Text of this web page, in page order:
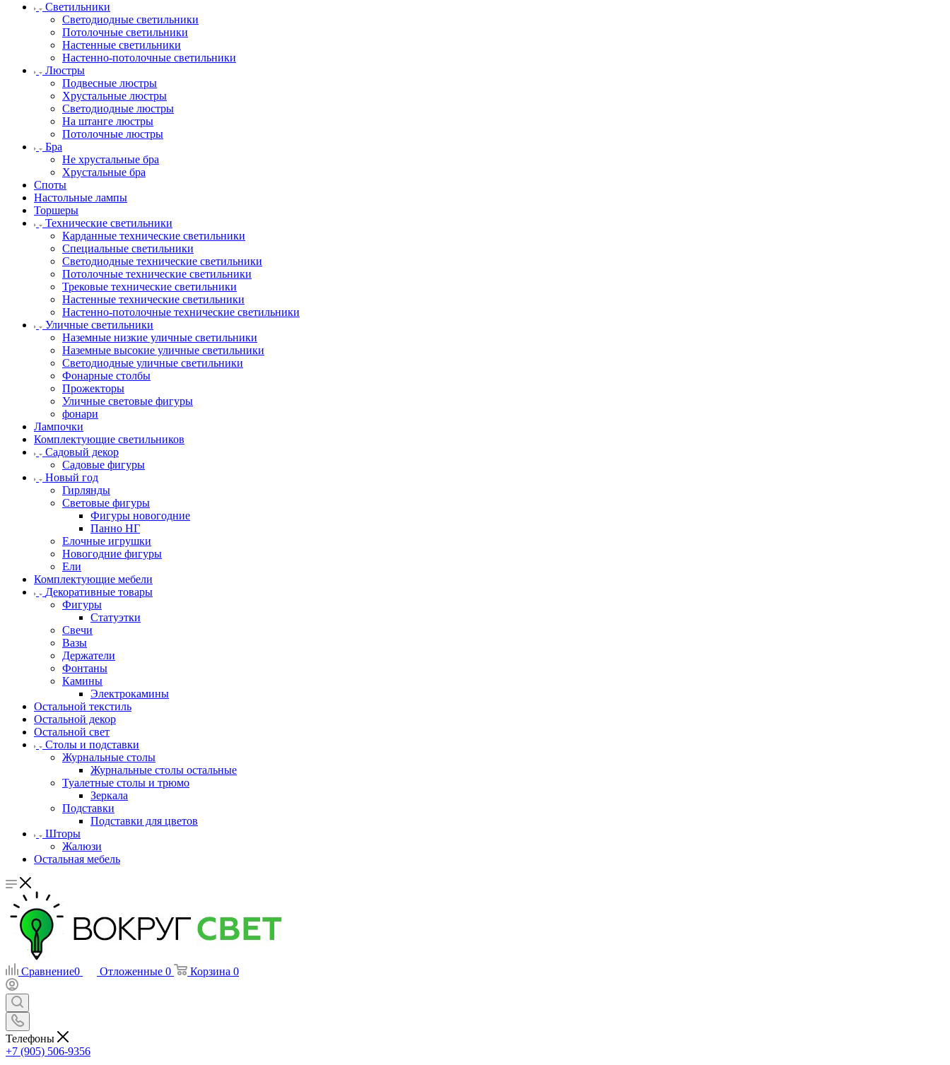
Светильники
Светодиодные светильники
Потолочные светильники
Настенные светильники
Настенно-потолочные светильники
Люстры
Подвесные люстры
Хрустальные люстры
Светодиодные люстры
На штанге люстры
Потолочные люстры
Бра
Не хрустальные бра
Хрустальные бра
Споты
Настольные лампы
Торшеры
Технические светильники
Карданные технические светильники
Специальные светильники
Светодиодные технические светильники
Потолочные технические светильники
Трековые технические светильники
Настенные технические светильники
Настенно-потолочные технические светильники
Уличные светильники
Наземные низкие уличные светильники
Наземные высокие уличные светильники
Светодиодные уличные светильники
Фонарные столбы
Прожекторы
Уличные световые фигуры
фонари
Лампочки
Комплектующие светильников
Садовый декор
Садовые фигуры
Новый год
Гирлянды
Световые фигуры
Фигуры новогодние
Панно НГ
Елочные игрушки
Новогодние фигуры
Ели
Комплектующие мебели
Декоративные товары
Фигуры
Статуэтки
Свечи
Вазы
Держатели
Фонтаны
Камины
Электрокамины
Остальной текстиль
Остальной декор
Остальной свет
Столы и подставки
Журнальные столы
Журнальные столы остальные
Туалетные столы и трюмо
Зеркала
Подставки
Подставки для цветов
Шторы
Жалюзи
Остальная мебель
Сравнение0 Отложенные 0 Корзина 0
Телефоны
+7 (905) 506-9356